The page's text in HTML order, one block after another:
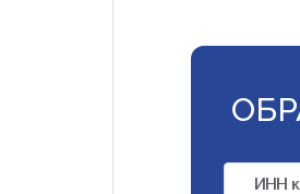
ИНН